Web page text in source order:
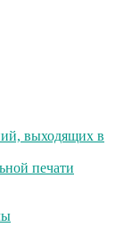
выходящих в
печати